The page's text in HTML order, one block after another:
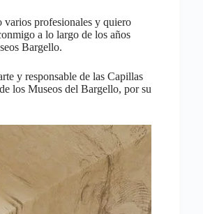
varios profesionales y quiero
a lo largo de los años
Bargello.
y responsable de las Capillas
los Museos del Bargello, por su